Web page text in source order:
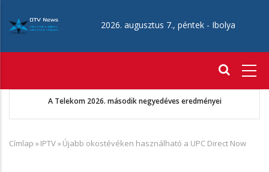
tartalomra
2026. augusztus 7., péntek - Ibolya
A Telekom 2026. második negyedéves eredményei
Morzsa
Címlap »IPTV»Újabb okostévéken használható a UPC Direct Now